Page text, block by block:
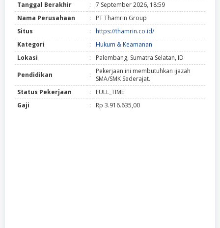
Tanggal Berakhir
:
7 September 2026, 18:59
Nama Perusahaan
:
PT Thamrin Group
Situs
:
https://thamrin.co.id/
Kategori
:
Hukum & Keamanan
Lokasi
: Palembang, Sumatra Selatan, ID
Pendidikan :
Pekerjaan ini membutuhkan ijazah
SMA/SMK Sederajat.
Status Pekerjaan
:
FULL_TIME
Gaji
: Rp 3.916.635,00